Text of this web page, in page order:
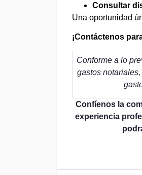
Consultar
Una oportunidad
¡Contáctenos
Conforme a lo
gastos
Confíenos la
experiencia